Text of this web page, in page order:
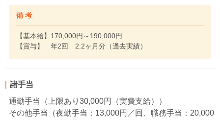
備 考
【基本給】170,000円～190,000円
【賞与】 年2回 2.2ヶ月分（過去実績）
諸手当
通勤手当（上限あり30,000円（実費支給））
その他手当（夜勤手当：13,000円／回、職務手当：20,000